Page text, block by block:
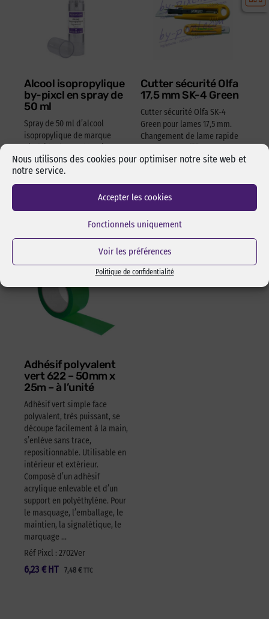
Nous utilisons des cookies pour optimiser notre site web et
notre service.
Accepter les cookies
Fonctionnels uniquement
Voir les préférences
Politique de confidentialité
Alcool isopropylique
by-pixcl en spray de
50 ml
Spray de 50 ml d’alcool
isopropylique de marque
les surfaces avant
l’assemblage pas collage ou
adhésivage.
Réf Pixcl : ALISPIXSPR005
Cutter sécurité Olfa
17,5 mm SK-4 Green
Cutter sécurité Olfa SK-4
Green pour lames 17,5 mm.
Changement de lame rapide
ABS 100% recyclé. Ambidextre.
15,05€ HT
Adhésif polyvalent
vert 622 – 50mm x
25m – à l’unité
Adhésif vert simple face
polyvalent, très puissant, se
découpe facilement à la main,
s’enlève sans trace,
repositionnable. Utilisable en
intérieur et extérieur.
Composé d’un adhésif
acrylique enlevable et d’un
support en polyéthylène. Pour
le masquage, l’emballage, le
maintien, la signalétique, le
marquage …
Réf Pixcl : 2702Ver
6,23 € 7,48 € TTC
HT